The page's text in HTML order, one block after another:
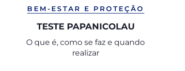
BEM-ESTAR E PROTEÇÃO
TESTE PAPANICOLAU
O que é, como se faz e quando
realizar